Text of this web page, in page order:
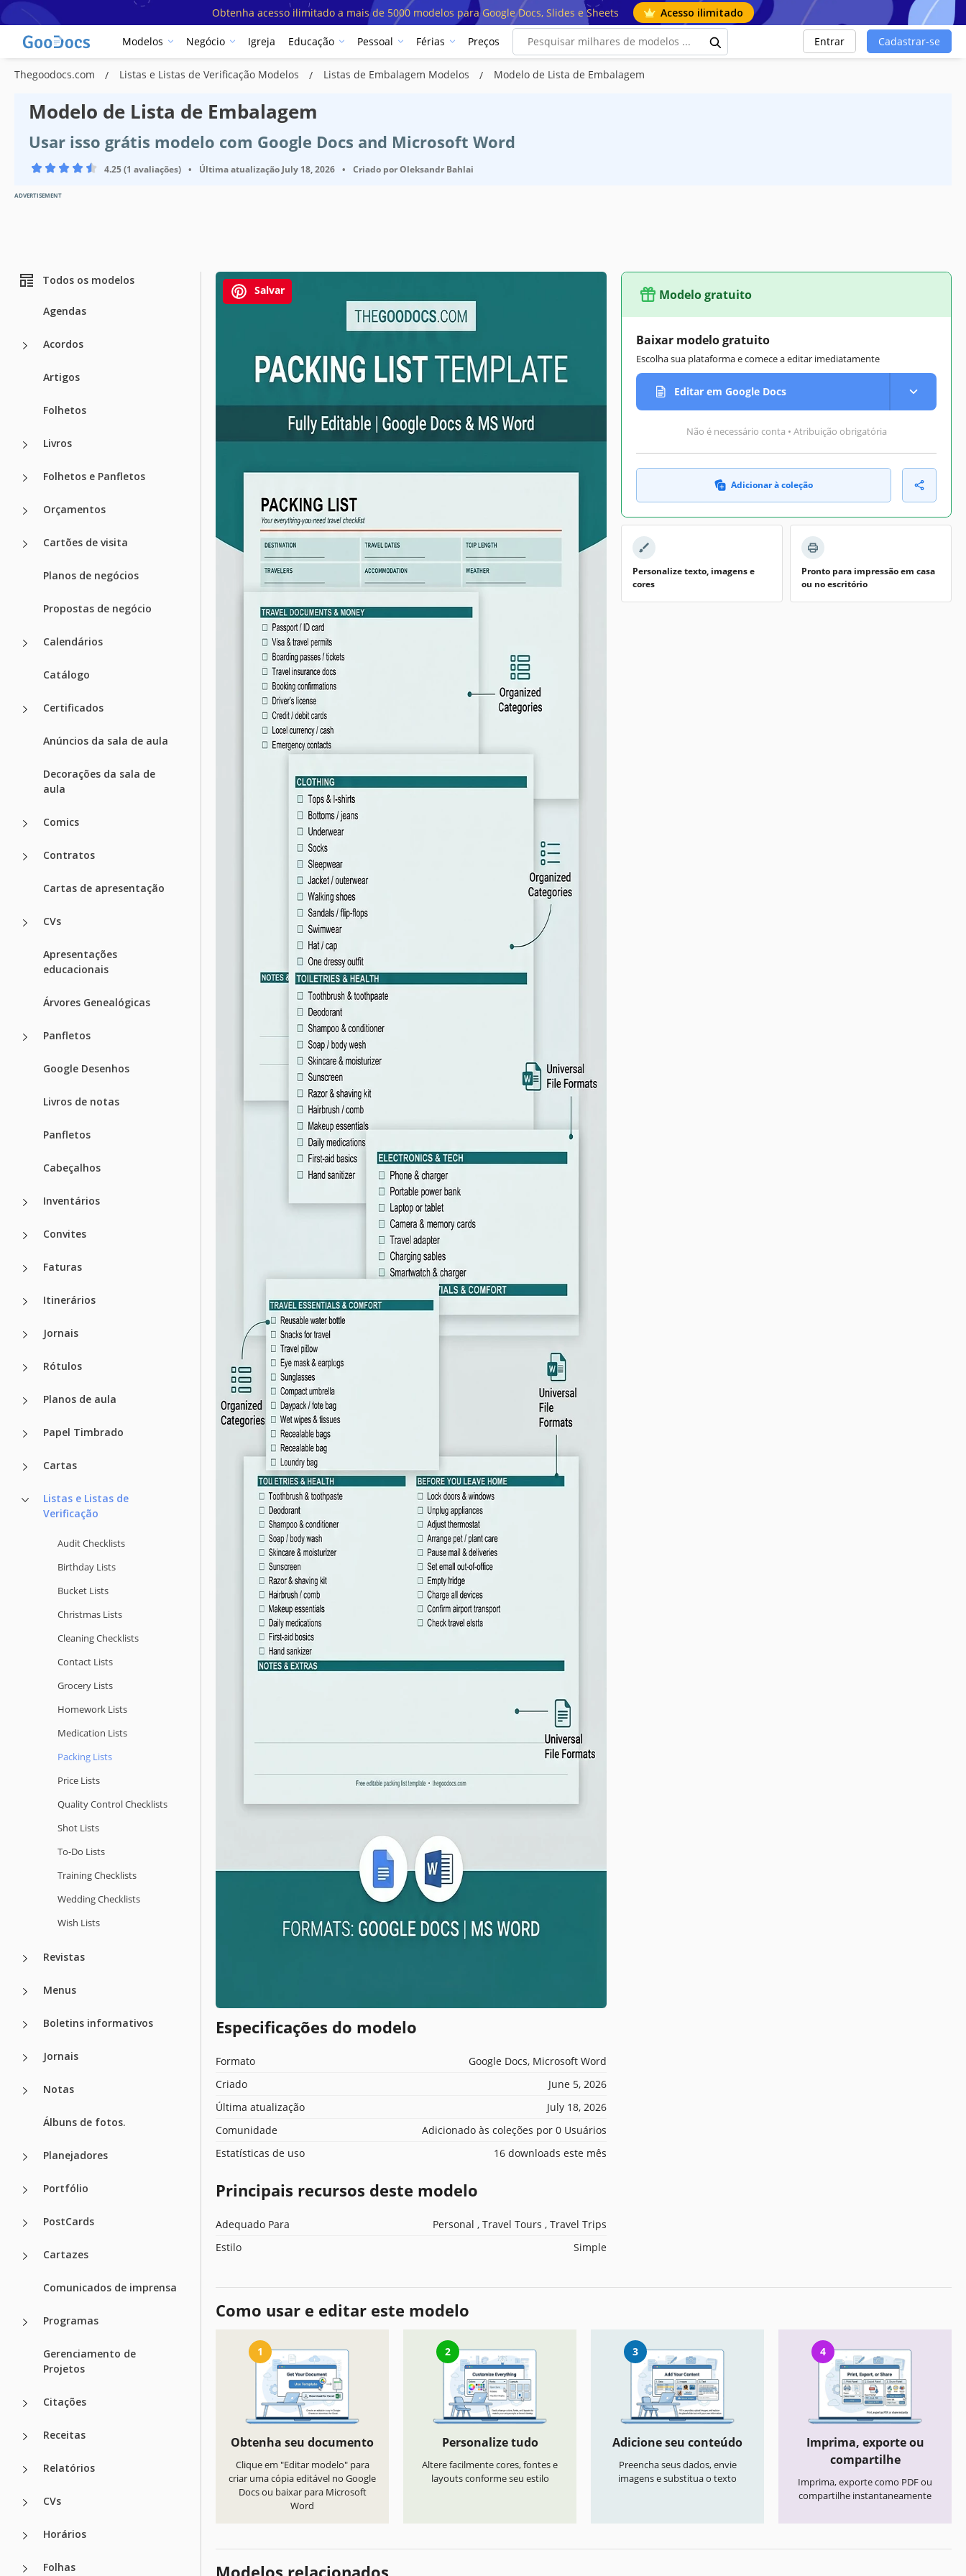
Obtenha acesso ilimitado a mais de 5000 modelos para Google Docs, Slides e Sheets Acesso ilimitado
Modelos Negócio Igreja Educação Pessoal Férias Preços Entrar Cadastrar-se
Thegoodocs.com Listas e Listas de Verificação Modelos Listas de Embalagem Modelos Modelo de Lista de Embalagem
Modelo de Lista de Embalagem
Usar isso grátis modelo com Google Docs and Microsoft Word
4.25 (1 avaliações) • Última atualização July 18, 2026 • Criado porOleksandr Bahlai
ADVERTISEMENT
Todos os modelos
Agendas
Acordos
Artigos
Folhetos
Livros
Folhetos e Panfletos
Orçamentos
Cartões de visita
Planos de negócios
Propostas de negócio
Calendários
Catálogo
Certificados
Anúncios da sala de aula
Decorações da sala de
aula
Comics
Contratos
Cartas de apresentação
CVs
Apresentações
educacionais
Árvores Genealógicas
Panfletos
Google Desenhos
Livros de notas
Panfletos
Cabeçalhos
Inventários
Convites
Faturas
Itinerários
Jornais
Rótulos
Planos de aula
Papel Timbrado
Cartas
Listas e Listas de
Verificação
Audit Checklists
Birthday Lists
Bucket Lists
Christmas Lists
Cleaning Checklists
Contact Lists
Grocery Lists
Homework Lists
Medication Lists
Packing Lists
Price Lists
Quality Сontrol Checklists
Shot Lists
To-Do Lists
Training Checklists
Wedding Checklists
Wish Lists
Revistas
Menus
Boletins informativos
Jornais
Notas
Álbuns de fotos.
Planejadores
Portfólio
PostCards
Cartazes
Comunicados de imprensa
Programas
Gerenciamento de
Projetos
Citações
Receitas
Relatórios
CVs
Horários
Folhas
Salvar
Especificações do modelo
Formato
Google Docs, Microsoft Word
Criado
June 5, 2026
Última atualização
July 18, 2026
Comunidade
Adicionado às coleções por 0 Usuários
Estatísticas de uso
16 downloads este mês
Principais recursos deste modelo
Adequado Para
Personal , Travel Tours , Travel Trips
Estilo
Simple
Modelo gratuito
Baixar modelo gratuito
Escolha sua plataforma e comece a editar imediatamente
Editar em Google Docs
Não é necessário conta • Atribuição obrigatória
Adicionar à coleção
Personalize texto, imagens e
cores
Pronto para impressão em casa
ou no escritório
Como usar e editar este modelo
1
Obtenha seu documento
Clique em "Editar modelo" para
criar uma cópia editável no Google
Docs ou baixar para Microsoft
Word
2
Personalize tudo
Altere facilmente cores, fontes e
layouts conforme seu estilo
3
Adicione seu conteúdo
Preencha seus dados, envie
imagens e substitua o texto
4
Imprima, exporte ou
compartilhe
Imprima, exporte como PDF ou
compartilhe instantaneamente